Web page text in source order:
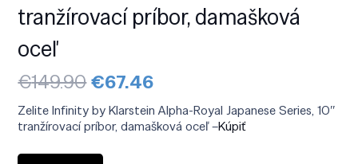
tranžírovací príbor, damašková
oceľ
€149.90Pôvodná
cena
bola:
€149.90.
€67.46Aktuálna
je:
€67.46.
Zelite Infinity by Klarstein Alpha-Royal Japanese Series, 10″
tranžírovací príbor, damašková oceľ –Kúpiť